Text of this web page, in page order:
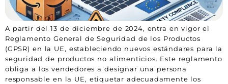
A partir del 13 de diciembre de 2024, entra en vigor el
Reglamento General de Seguridad de los Productos
(GPSR) en la UE, estableciendo nuevos estándares para la
seguridad de productos no alimenticios. Este reglamento
obliga a los vendedores a designar una persona
responsable en la UE, etiquetar adecuadamente los